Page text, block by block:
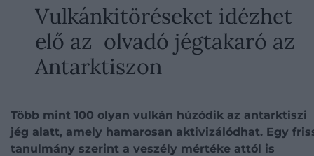
Vulkánkitöréseket idézhet
elő az olvadó jégtakaró az
Antarktiszon
Több mint 100 olyan vulkán húzódik az antarktiszi
jég alatt, amely hamarosan aktivizálódhat. Egy
tanulmány szerint a veszély mértéke attól is